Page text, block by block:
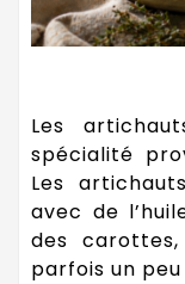
Les
spécialité
Les
avec de
des
parfois un